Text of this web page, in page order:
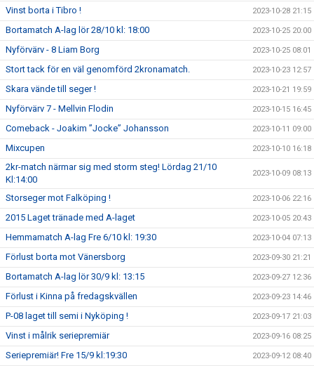
Vinst borta i Tibro ! 2023-10-28 21:15
Bortamatch A-lag lör 28/10 kl: 18:00 2023-10-25 20:00
Nyförvärv - 8 Liam Borg 2023-10-25 08:01
Stort tack för en väl genomförd 2kronamatch. 2023-10-23 12:57
Skara vände till seger ! 2023-10-21 19:59
Nyförvärv 7 - Mellvin Flodin 2023-10-15 16:45
Comeback - Joakim ”Jocke” Johansson 2023-10-11 09:00
Mixcupen 2023-10-10 16:18
2kr-match närmar sig med storm steg! Lördag 21/10
Kl:14:00
2023-10-09 08:13
Storseger mot Falköping ! 2023-10-06 22:16
2015 Laget tränade med A-laget 2023-10-05 20:43
Hemmamatch A-lag Fre 6/10 kl: 19:30 2023-10-04 07:13
Förlust borta mot Vänersborg 2023-09-30 21:21
Bortamatch A-lag lör 30/9 kl: 13:15 2023-09-27 12:36
Förlust i Kinna på fredagskvällen 2023-09-23 14:46
P-08 laget till semi i Nyköping ! 2023-09-17 21:03
Vinst i målrik seriepremiär 2023-09-16 08:25
Seriepremiär! Fre 15/9 kl:19:30 2023-09-12 08:40